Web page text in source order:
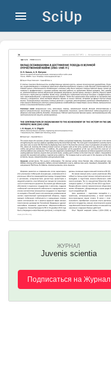
ЖУРНАЛ
Juvenis scientia
Подписаться на Журнал